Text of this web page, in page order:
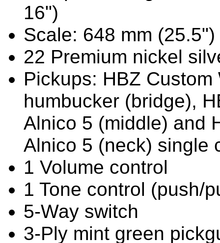
16")
Scale: 648 mm (25.5")
22 Premium nickel
Pickups: HBZ
humbucker (bridge),
Alnico 5 (middle) and
Alnico 5 (neck) single
1 Volume control
1 Tone control (push/
5-Way switch
3-Ply mint green